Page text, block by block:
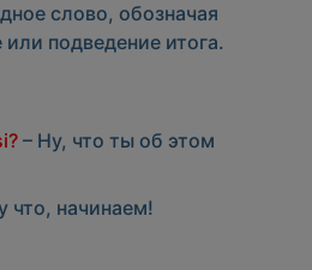
слово, обозначая
подведение итога.
– Ну, что ты об этом
что, начинаем!